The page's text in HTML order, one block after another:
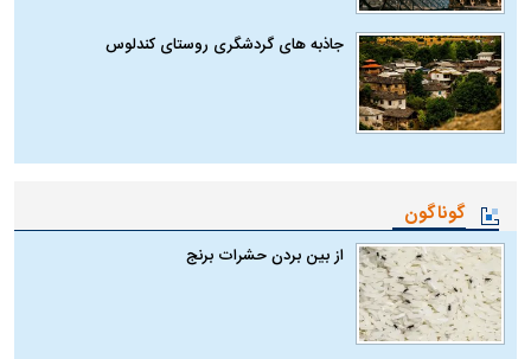
جاذبه های گردشگری روستای کندلوس
گوناگون
از بین بردن حشرات برنج